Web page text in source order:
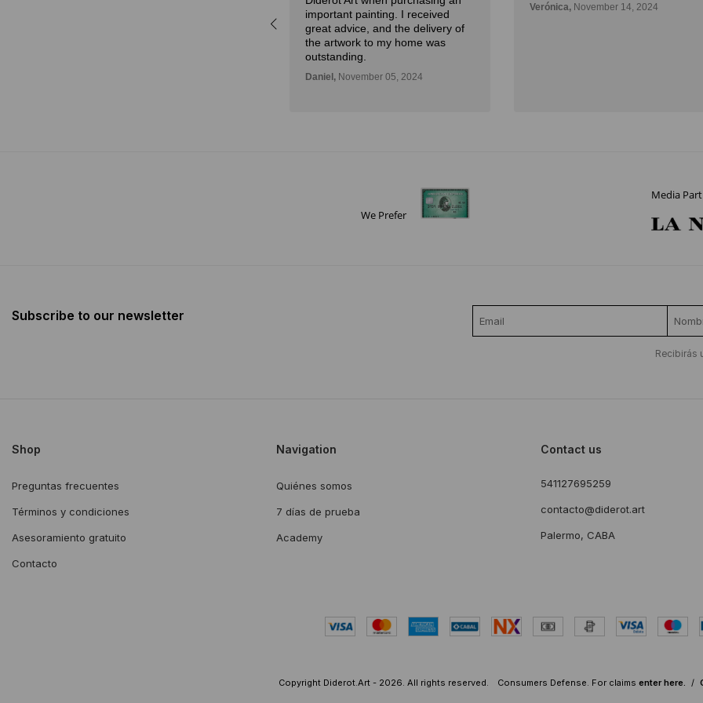
important painting. I received
great advice, and the delivery of
the artwork to my home was
outstanding.
Daniel, November 05, 2024
Verónica, November 14, 2024
We Prefer
Media
Subscribe to our newsletter
Recibirás
Shop
Preguntas frecuentes
Términos y condiciones
Asesoramiento gratuito
Contacto
Navigation
Quiénes somos
7 días de prueba
Academy
Contact us
541127695259
contacto@diderot.art
Palermo, CABA
Copyright Diderot.Art - 2026. All rights reserved. Consumers Defense. For claims enter here. /